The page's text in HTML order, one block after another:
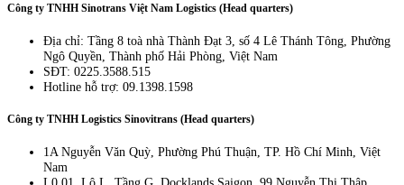
Công ty TNHH Sinotrans Việt Nam Logistics (Head quarters)
Địa chỉ: Tầng 8 toà nhà Thành Đạt 3, số 4 Lê Thánh Tông, Phường
Ngô Quyền, Thành phố Hải Phòng, Việt Nam
SĐT: 0225.3588.515
Hotline hỗ trợ: 09.1398.1598
Công ty TNHH Logistics Sinovitrans (Head quarters)
1A Nguyễn Văn Quỳ, Phường Phú Thuận, TP. Hồ Chí Minh, Việt
Nam
L0.01, Lô L, Tầng G, Docklands Saigon, 99 Nguyễn Thị Thập,